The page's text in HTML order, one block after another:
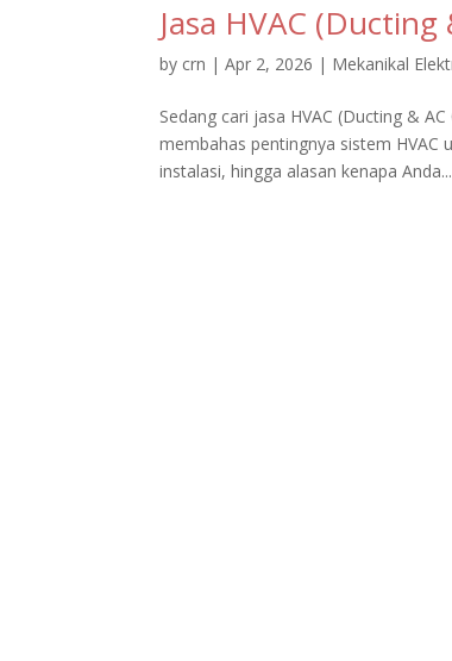
Jasa HVAC
by crn |Apr 2, 2026 | Mekanikal
Sedang cari jasa HVAC (Ducting &
membahas pentingnya sistem HVAC
instalasi, hingga alasan kenapa Anda...